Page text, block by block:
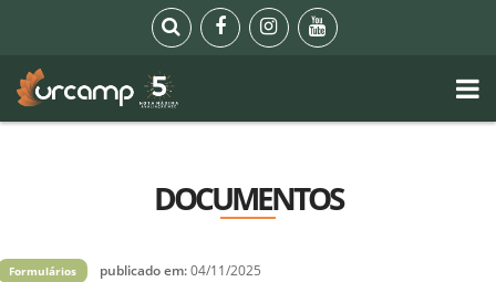
DOCUMENTOS
Formulários publicado em:04/11/2025